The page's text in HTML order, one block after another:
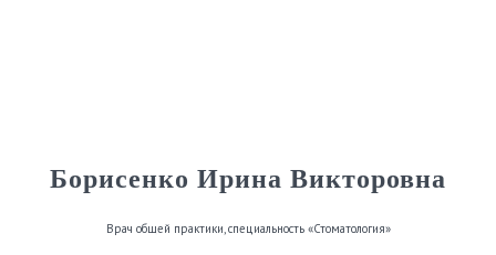
Борисенко Ирина Викторовна
Врач общей практики, специальность «Стоматология»